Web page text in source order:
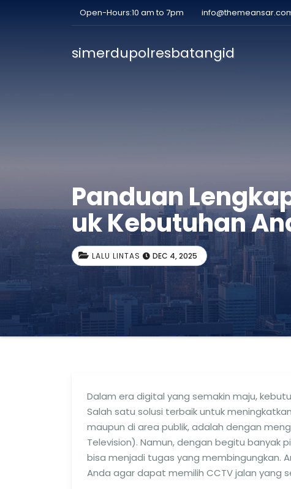
Open-Hours:10 am to 7pm
simerdupolresbatangid
Panduan
uk Kebutuhan
LALU LINTAS DEC 4, 2025
Dalam era digital yang semakin maju,
Salah satu solusi terbaik untuk
maupun di area publik, adalah dengan
Television). Namun, dengan begitu banyak
bisa menjadi tugas yang membingungkan.
Anda agar dapat memilih CCTV jalan yang